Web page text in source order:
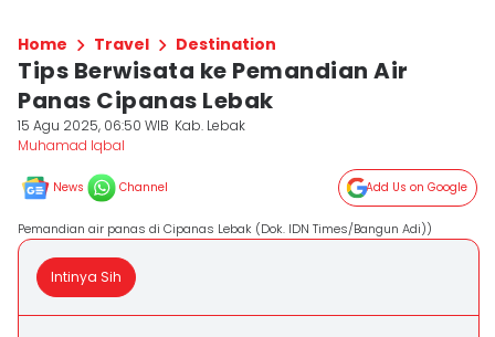
Home Travel Destination
Tips Berwisata ke Pemandian Air
Panas Cipanas Lebak
15 Agu 2025, 06:50 WIB Kab. Lebak
Muhamad Iqbal
News Channel Add Us on Google
Pemandian air panas di Cipanas Lebak (Dok. IDN Times/Bangun Adi))
Intinya Sih